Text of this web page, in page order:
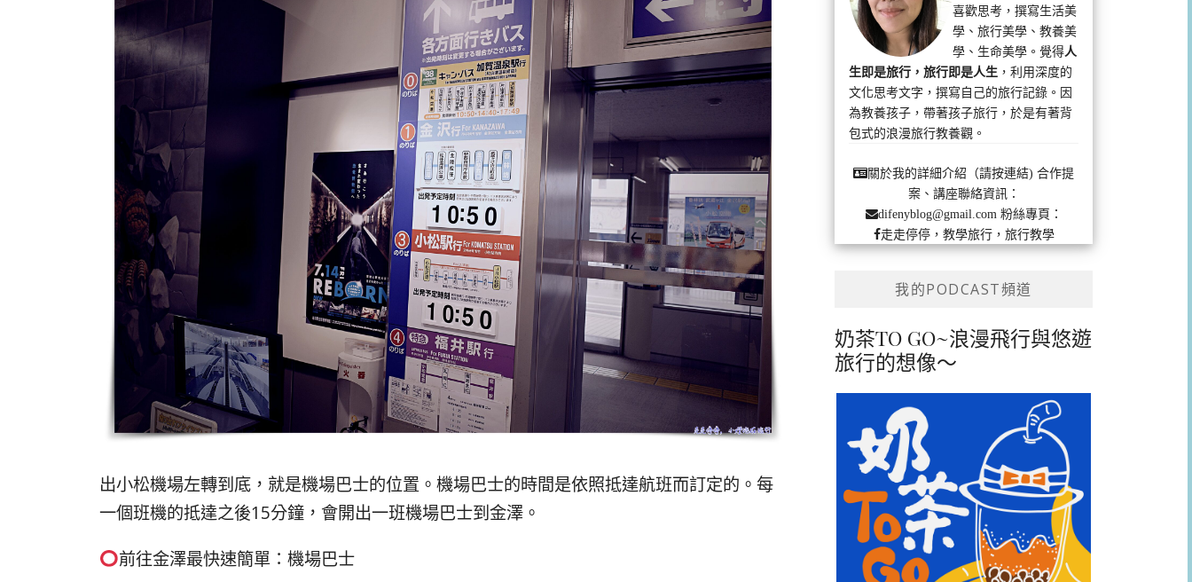
出小松機場左轉到底，就是機場巴士的位置。機場巴士的時間是依照抵達航班而訂定的。每
一個班機的抵達之後15分鐘，會開出一班機場巴士到金澤。
前往金澤最快速簡單：機場巴士
喜歡思考，撰寫生活美
學、旅行美學、教養美
學、生命美學。覺得人
生即是旅行，旅行即是人生 ，利用深度的
文化思考文字，撰寫自己的旅行記錄。因
為教養孩子，帶著孩子旅行，於是有著背
包式的浪漫旅行教養觀。
關於我的詳細介紹（請按連結) 合作提
案、講座聯絡資訊：
difenyblog@gmail.com粉絲專頁：
走走停停，教學旅行，旅行教學
我的PODCAST頻道
奶茶TO GO~浪漫飛行與悠遊
旅行的想像～